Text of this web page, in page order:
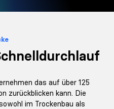
das auf über 125
zurückblicken kann. Die
im Trockenbau als